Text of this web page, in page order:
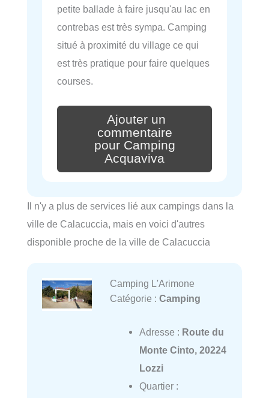
petite ballade à faire jusqu'au lac en
contrebas est très sympa. Camping
situé à proximité du village ce qui
est très pratique pour faire quelques
courses.
Ajouter un
commentaire
pour Camping
Acquaviva
Il n'y a plus de services lié aux campings dans la
ville de Calacuccia, mais en voici d'autres
disponible proche de la ville de Calacuccia
Camping L'Arimone
Catégorie : Camping
Adresse : Route du
Monte Cinto, 20224
Lozzi
Quartier :